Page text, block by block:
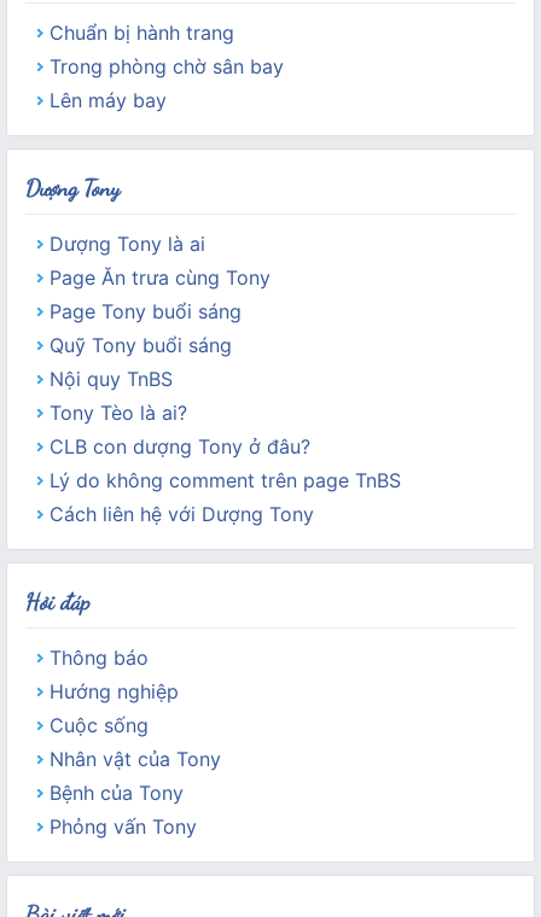
Chuẩn bị hành trang
Trong phòng chờ sân bay
Lên máy bay
Dượng Tony
Dượng Tony là ai
Page Ăn trưa cùng Tony
Page Tony buổi sáng
Quỹ Tony buổi sáng
Nội quy TnBS
Tony Tèo là ai?
CLB con dượng Tony ở đâu?
Lý do không comment trên page TnBS
Cách liên hệ với Dượng Tony
Hỏi đáp
Thông báo
Hướng nghiệp
Cuộc sống
Nhân vật của Tony
Bệnh của Tony
Phỏng vấn Tony